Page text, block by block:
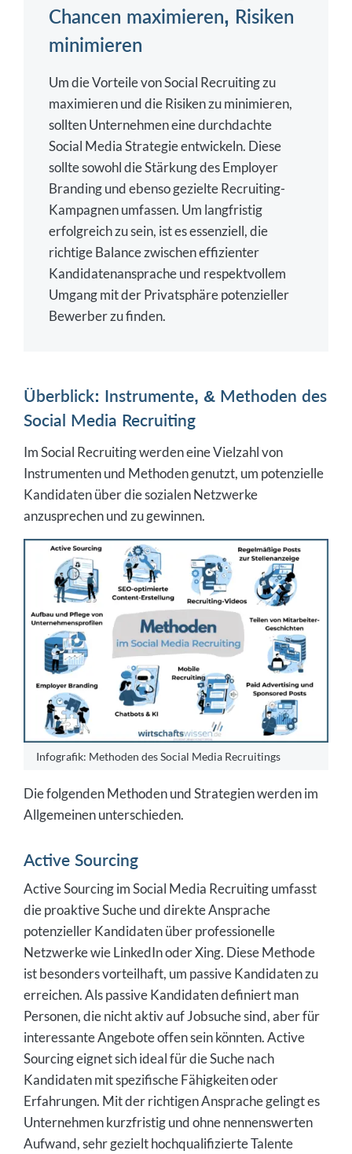
Chancen maximieren, Risiken
minimieren
Um die Vorteile von Social Recruiting zu
maximieren und die Risiken zu minimieren,
sollten Unternehmen eine durchdachte
Social Media Strategie entwickeln. Diese
sollte sowohl die Stärkung des Employer
Branding und ebenso gezielte Recruiting-
Kampagnen umfassen. Um langfristig
erfolgreich zu sein, ist es essenziell, die
richtige Balance zwischen effizienter
Kandidatenansprache und respektvollem
Umgang mit der Privatsphäre potenzieller
Bewerber zu finden.
Überblick: Instrumente, & Methoden des
Social Media Recruiting
Im Social Recruiting werden eine Vielzahl von
Instrumenten und Methoden genutzt, um potenzielle
Kandidaten über die sozialen Netzwerke
anzusprechen und zu gewinnen.
Infografik: Methoden des Social Media Recruitings
Die folgenden Methoden und Strategien werden im
Allgemeinen unterschieden.
Active Sourcing
Active Sourcing im Social Media Recruiting umfasst
die proaktive Suche und direkte Ansprache
potenzieller Kandidaten über professionelle
Netzwerke wie LinkedIn oder Xing. Diese Methode
ist besonders vorteilhaft, um passive Kandidaten zu
erreichen. Als passive Kandidaten definiert man
Personen, die nicht aktiv auf Jobsuche sind, aber für
interessante Angebote offen sein könnten. Active
Sourcing eignet sich ideal für die Suche nach
Kandidaten mit spezifische Fähigkeiten oder
Erfahrungen. Mit der richtigen Ansprache gelingt es
Unternehmen kurzfristig und ohne nennenswerten
Aufwand, sehr gezielt hochqualifizierte Talente